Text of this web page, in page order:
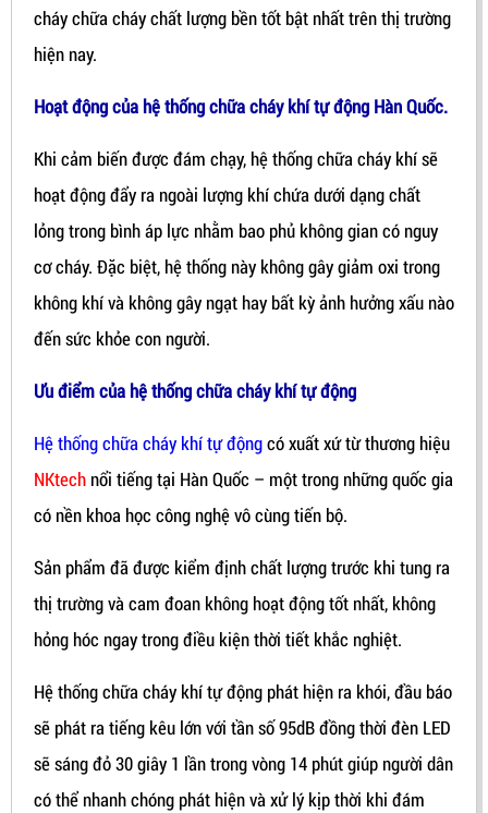
cháy chữa cháy chất lượng bền tốt bật nhất trên thị trường
hiện nay.
Hoạt động của hệ thống chữa cháy khí tự động Hàn Quốc.
Khi cảm biến được đám chạy, hệ thống chữa cháy khí sẽ
hoạt động đẩy ra ngoài lượng khí chứa dưới dạng chất
lỏng trong bình áp lực nhằm bao phủ không gian có nguy
cơ cháy. Đặc biệt, hệ thống này không gây giảm oxi trong
không khí và không gây ngạt hay bất kỳ ảnh hưởng xấu nào
đến sức khỏe con người.
Ưu điểm của hệ thống chữa cháy khí tự động
Hệ thống chữa cháy khí tự độngcó xuất xứ từ thương hiệu
NKtech nổi tiếng tại Hàn Quốc – một trong những quốc gia
có nền khoa học công nghệ vô cùng tiến bộ.
Sản phẩm đã được kiểm định chất lượng trước khi tung ra
thị trường và cam đoan không hoạt động tốt nhất, không
hỏng hóc ngay trong điều kiện thời tiết khắc nghiệt.
Hệ thống chữa cháy khí tự động phát hiện ra khói, đầu báo
sẽ phát ra tiếng kêu lớn với tần số 95dB đồng thời đèn LED
sẽ sáng đỏ 30 giây 1 lần trong vòng 14 phút giúp người dân
có thể nhanh chóng phát hiện và xử lý kịp thời khi đám